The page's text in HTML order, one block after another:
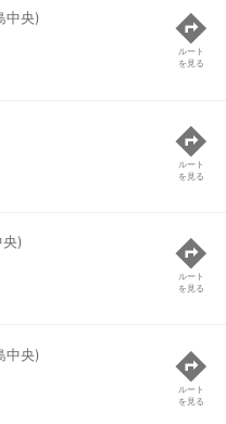
中央)
ルート
を見る
ルート
を見る
央)
ルート
を見る
中央)
ルート
を見る